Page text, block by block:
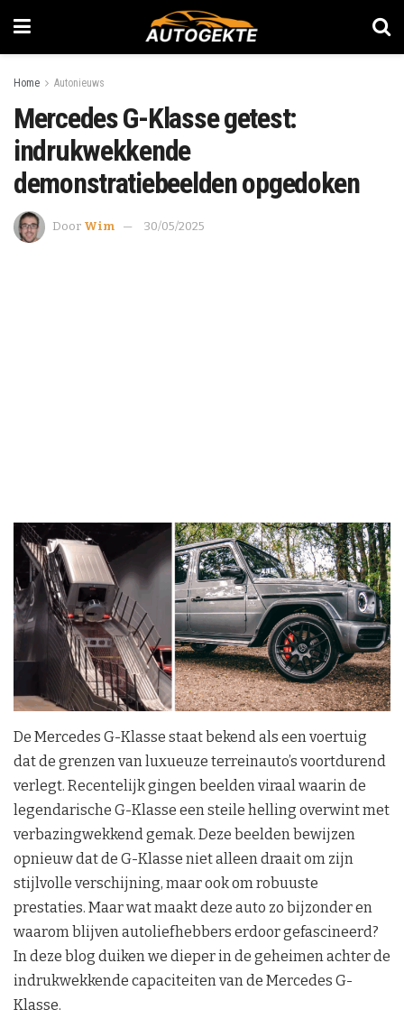
Home Autonieuws
Mercedes G-Klasse getest:
indrukwekkende
demonstratiebeelden opgedoken
Door Wim 30/05/2025
De Mercedes G-Klasse staat bekend als een voertuig
dat de grenzen van luxueuze terreinauto’s voortdurend
verlegt. Recentelijk gingen beelden viraal waarin de
legendarische G-Klasse een steile helling overwint met
verbazingwekkend gemak. Deze beelden bewijzen
opnieuw dat de G-Klasse niet alleen draait om zijn
stijlvolle verschijning, maar ook om robuuste
prestaties. Maar wat maakt deze auto zo bijzonder en
waarom blijven autoliefhebbers erdoor gefascineerd?
In deze blog duiken we dieper in de geheimen achter de
indrukwekkende capaciteiten van de Mercedes G-
Klasse.